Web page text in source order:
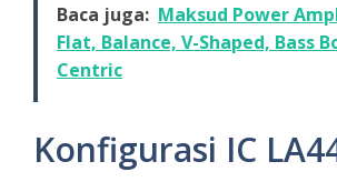
Baca juga: Maksud Power
Flat, Balance, V-Shaped, Bass
Centric
Konfigurasi IC